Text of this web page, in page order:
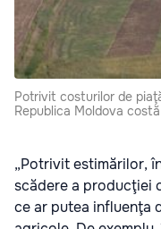
Potrivit costurilor de
Republica Moldova
„Potrivit estimărilor,
scădere a producţiei
ce ar putea influenţa